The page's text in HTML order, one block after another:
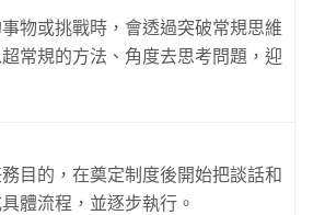
物或挑戰時，會透過突破常規思維
常規的方法、角度去思考問題，迎
目的，在奠定制度後開始把談話和
體流程，並逐步執行。